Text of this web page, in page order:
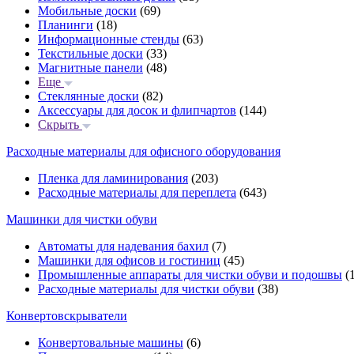
Мобильные доски (69)
Планинги (18)
Информационные стенды (63)
Текстильные доски (33)
Магнитные панели (48)
Еще
Стеклянные доски (82)
Аксессуары для досок и флипчартов (144)
Скрыть
Расходные материалы для офисного оборудования
Пленка для ламинирования (203)
Расходные материалы для переплета (643)
Машинки для чистки обуви
Автоматы для надевания бахил (7)
Машинки для офисов и гостиниц (45)
Промышленные аппараты для чистки обуви и подошвы
Расходные материалы для чистки обуви (38)
Конвертовскрыватели
Конвертовальные машины (6)